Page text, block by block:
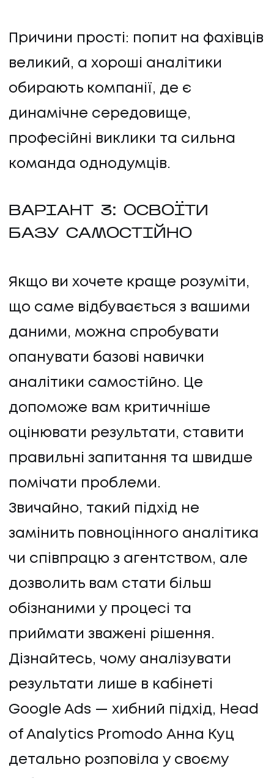
Причини прості: попит на фахівців
великий, а хороші аналітики
обирають компанії, де є
динамічне середовище,
професійні виклики та сильна
команда однодумців.
ВАРІАНТ 3: ОСВОЇТИ
БАЗУ САМОСТІЙНО
Якщо ви хочете краще розуміти,
що саме відбувається з вашими
даними, можна спробувати
опанувати базові навички
аналітики самостійно. Це
допоможе вам критичніше
оцінювати результати, ставити
правильні запитання та швидше
помічати проблеми.
Звичайно, такий підхід не
замінить повноцінного аналітика
чи співпрацю з агентством, але
дозволить вам стати більш
обізнаними у процесі та
приймати зважені рішення.
Дізнайтесь, чому аналізувати
результати лише в кабінеті
Google Ads — хибний підхід, Head
of Analytics Promodo Анна Куц
детально розповіла у своєму